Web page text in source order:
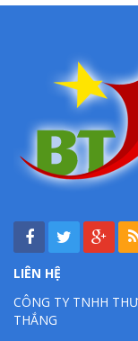
LIÊN HỆ
CÔNG TY TNHH
THẮNG